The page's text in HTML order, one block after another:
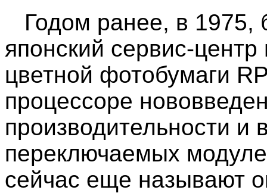
Годом ранее, в 1975,
японский сервис-
цветной фотобумаги
процессоре
производительности
переключаемых
сейчас еще называют